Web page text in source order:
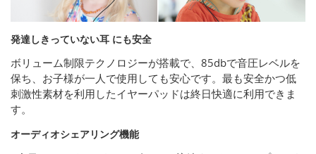
発達しきっていない耳 にも安全
ボリューム制限テクノロジーが搭載で、85dbで音圧レベルを
保ち、お子様が一人で使用しても安心です。最も安全かつ低
刺激性素材を利用したイヤーパッドは終日快適に利用できま
す。
オーディオシェアリング機能